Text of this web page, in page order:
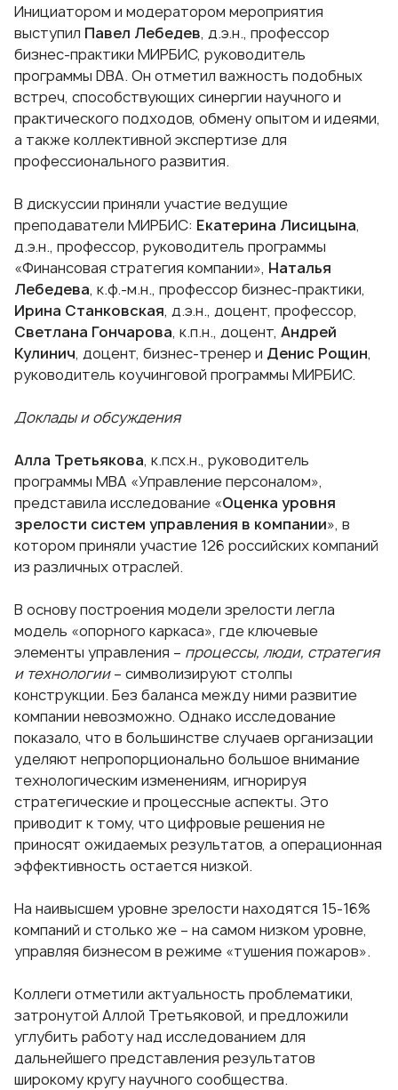
Инициатором и модератором мероприятия
выступил Павел Лебедев, д.э.н., профессор
бизнес-практики МИРБИС, руководитель
программы DBA. Он отметил важность подобных
встреч, способствующих синергии научного и
практического подходов, обмену опытом и идеями,
а также коллективной экспертизе для
профессионального развития.
В дискуссии приняли участие ведущие
преподаватели МИРБИС: Екатерина Лисицына,
д.э.н., профессор, руководитель программы
«Финансовая стратегия компании», Наталья
Лебедева, к.ф.-м.н., профессор бизнес-практики,
Ирина Станковская, д.э.н., доцент, профессор,
Светлана Гончарова, к.п.н., доцент, Андрей
Кулинич, доцент, бизнес-тренер и Денис Рощин,
руководитель коучинговой программы МИРБИС.
Доклады и обсуждения
Алла Третьякова, к.псх.н., руководитель
программы МВА «Управление персоналом»,
представила исследование «Оценка уровня
зрелости систем управления в компании», в
котором приняли участие 126 российских компаний
из различных отраслей.
В основу построения модели зрелости легла
модель «опорного каркаса», где ключевые
элементы управления – процессы, люди, стратегия
и технологии– символизируют столпы
конструкции. Без баланса между ними развитие
компании невозможно. Однако исследование
показало, что в большинстве случаев организации
уделяют непропорционально большое внимание
технологическим изменениям, игнорируя
стратегические и процессные аспекты. Это
приводит к тому, что цифровые решения не
приносят ожидаемых результатов, а операционная
эффективность остается низкой.
На наивысшем уровне зрелости находятся 15-16%
компаний и столько же – на самом низком уровне,
управляя бизнесом в режиме «тушения пожаров».
Коллеги отметили актуальность проблематики,
затронутой Аллой Третьяковой, и предложили
углубить работу над исследованием для
дальнейшего представления результатов
широкому кругу научного сообщества.